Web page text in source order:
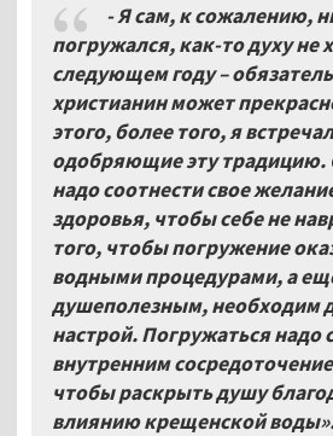
- Я сам, к сожалению,
погружался, как-то духу не
следующем году –
христианин может
этого, более того, я
одобряющие эту традицию.
надо соотнести свое
здоровья, чтобы себе не
того, чтобы погружение
водными процедурами, а
душеполезным, необходим
настрой. Погружаться надо
внутренним
чтобы раскрыть душу
влиянию крещенской